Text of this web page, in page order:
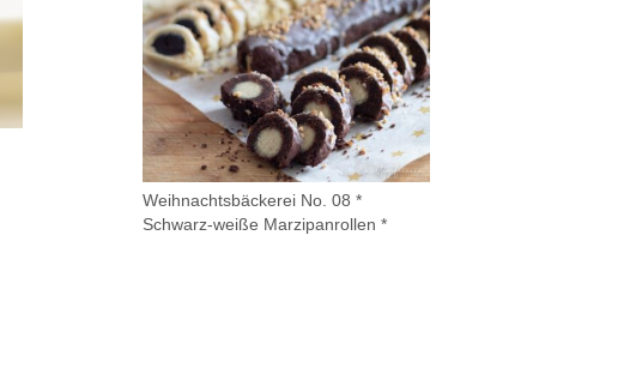
Weihnachtsbäckerei No. 08 *
Schwarz-weiße Marzipanrollen *